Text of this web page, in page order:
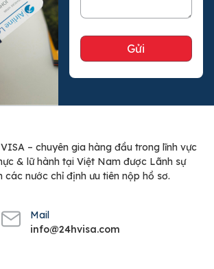
– chuyên gia hàng đầu trong lĩnh vực
& lữ hành tại Việt Nam được Lãnh sự
các nước chỉ định ưu tiên nộp hồ sơ.
Mail
info@24hvisa.com